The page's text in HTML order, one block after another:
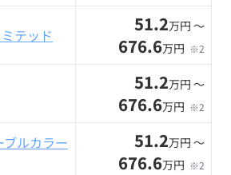
テッド 51.2万円 〜
676.6万円 ※2
51.2万円 〜
676.6万円 ※2
ブルカラー
51.2万円 〜
676.6万円 ※2